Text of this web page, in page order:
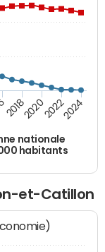
nationale
habitants
2018202020222024
et-Catillon